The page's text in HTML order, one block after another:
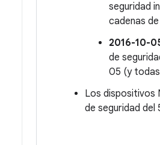
seguridad
cadenas
2016-10-
de
05 (y todas
Los dispositivos
de seguridad del